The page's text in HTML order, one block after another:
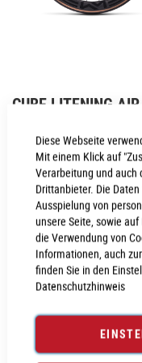
Diese Webseite
Mit einem Klick auf
Verarbeitung und auch
Drittanbieter. Die
Ausspielung von
unsere Seite, sowie
die Verwendung von
Informationen, auch
finden Sie in den
Datenschutzhinweis
Anfang
Bildgalerie
springen
CUBE LITENING
Inkl. MwSt., nur Abholung
Produktanfrage